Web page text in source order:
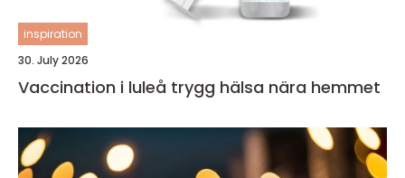
inspiration
30. July 2026
Vaccination i luleå trygg hälsa nära hemmet